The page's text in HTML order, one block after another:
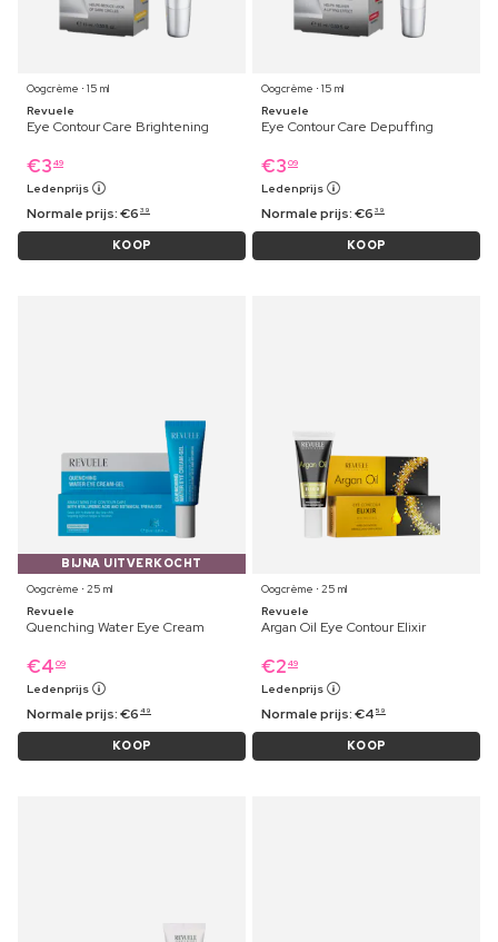
Oogcrème ⋅ 15 ml
Revuele
Eye Contour Care Brightening
€3 49
Ledenprijs
Normale prijs:€6 39
KOOP
Oogcrème ⋅ 15 ml
Revuele
Eye Contour Care Depuffing
€3 09
Ledenprijs
Normale prijs:€6 39
KOOP
BIJNA UITVERKOCHT
Oogcrème ⋅ 25 ml
Revuele
Quenching Water Eye Cream
€4 09
Ledenprijs
Normale prijs:€6 49
KOOP
Oogcrème ⋅ 25 ml
Revuele
Argan Oil Eye Contour Elixir
€2 49
Ledenprijs
Normale prijs:€4 59
KOOP